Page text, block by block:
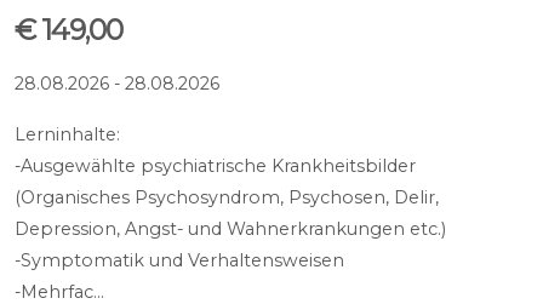
€ 149,00
28.08.2026 - 28.08.2026
Lerninhalte:
-Ausgewählte psychiatrische Krankheitsbilder
(Organisches Psychosyndrom, Psychosen, Delir,
Depression, Angst- und Wahnerkrankungen etc.)
-Symptomatik und Verhaltensweisen
-Mehrfac…